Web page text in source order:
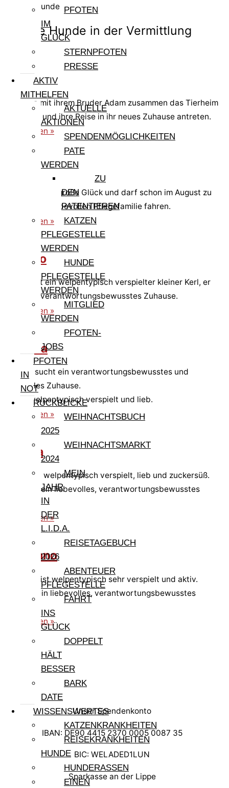
PFOTEN
IM
GLÜCK
STERNPFOTEN
PRESSE
AKTIV
MITHELFEN
AKTUELLE
AKTIONEN
SPENDENMÖGLICHKEITEN
PATE
WERDEN
ZU
DEN
PATENTIEREN
KATZEN
PFLEGESTELLE
WERDEN
HUNDE
PFLEGESTELLE
WERDEN
MITGLIED
WERDEN
PFOTEN-
JOBS
PFOTEN
IN
NOT
RÜCKBLICKE
WEIHNACHTSBUCH
2025
WEIHNACHTSMARKT
2024
MEIN
JAHR
IN
DER
L.I.D.A.
REISETAGEBUCH
2026
ABENTEUER
PFLEGESTELLE
FAHRT
INS
GLÜCK
DOPPELT
HÄLT
BESSER
BARK
DATE
WISSENSWERTES
KATZENKRANKHEITEN
REISEKRANKHEITEN
HUNDE
HUNDERASSEN
EINEN
Weitere Hunde
Andere Hunde in der Vermittlung
Eva
Eva kann mit ihrem Bruder Adam zusammen das Tierheim
verlassen und ihre Reise in ihr neues Zuhause antreten.
weiterlesen »
Adam hat das große Glück und darf schon im August zu
einer tollen, liebevollen Pflegefamilie fahren.
weiterlesen »
Giorgio
Giorgio ist ein welpentypisch verspielter kleiner Kerl, er
sucht ein verantwortungsbewusstes Zuhause.
weiterlesen »
Gigliola
Gigloila sucht ein verantwortungsbewusstes und
liebevolles Zuhause.
Sie ist welpentypisch verspielt und lieb.
weiterlesen »
Gisella
Gisella ist welpentypisch verspielt, lieb und zuckersüß.
Sie sucht ein liebevolles, verantwortungsbewusstes
weiterlesen »
Germano
Germano ist welpentypisch sehr verspielt und aktiv.
Er sucht ein liebevolles, verantwortungsbewusstes
weiterlesen »
Unser Spendenkonto
IBAN: DE90 4415 2370 0005 0087 35
BIC: WELADED1LUN
Sparkasse an der Lippe